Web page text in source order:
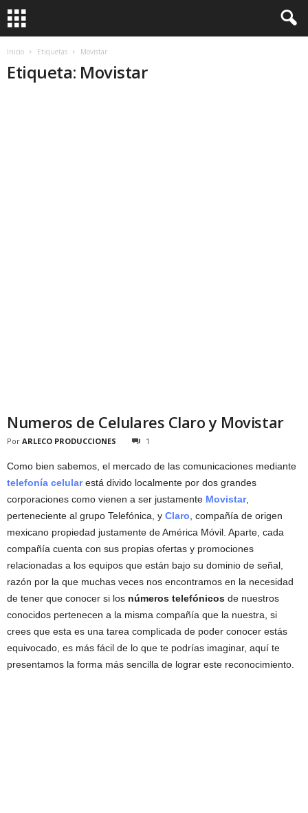
Inicio Etiquetas Movistar
Etiqueta: Movistar
Numeros de Celulares Claro y Movistar
Por ARLECO PRODUCCIONES 1
Como bien sabemos, el mercado de las comunicaciones mediante
telefonía celularestá divido localmente por dos grandes
corporaciones como vienen a ser justamente Movistar,
perteneciente al grupo Telefónica, y Claro , compañía de origen
mexicano propiedad justamente de América Móvil. Aparte, cada
compañía cuenta con sus propias ofertas y promociones
relacionadas a los equipos que están bajo su dominio de señal,
razón por la que muchas veces nos encontramos en la necesidad
de tener que conocer si los números telefónicos de nuestros
conocidos pertenecen a la misma compañía que la nuestra, si
crees que esta es una tarea complicada de poder conocer estás
equivocado, es más fácil de lo que te podrías imaginar, aquí te
presentamos la forma más sencilla de lograr este reconocimiento.